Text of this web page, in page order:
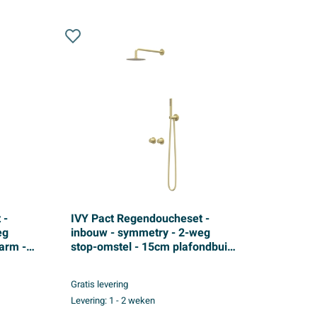
-
-
IVY Pact Regendoucheset -
inbouw - symmetry - 2-weg
stop-omstel - 15cm plafondbuis
doucheslang - 3-standen
handdouche - Geborsteld mat
Gratis levering
Levering: 1 - 2 weken